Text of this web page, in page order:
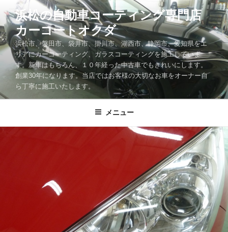
ン
テ
ン
ツ
キ
浜松の自動車コーティング専門店
カーコートオクダ
浜松市、磐田市、袋井市、掛川市、湖西市、静岡市、愛知県をエ
リアにカーコーティング、ガラスコーティングを施工していま
す。新車はもちろん、１０年経った中古車でもきれいにします。
創業30年になります。当店ではお客様の大切なお車をオーナー自
ら丁寧に施工いたします。
メニュー